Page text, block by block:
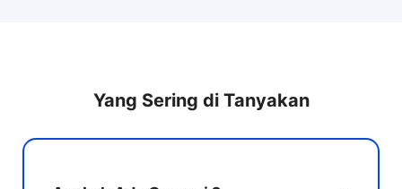
Yang Sering di Tanyakan